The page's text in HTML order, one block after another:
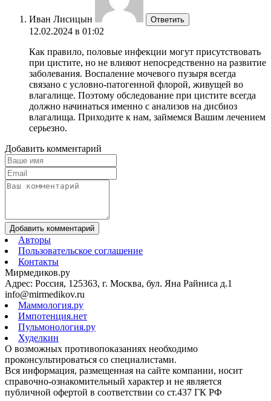
Иван Лисицын Ответить
12.02.2024 в 01:02
Как правило, половые инфекции могут присутствовать
при цистите, но не влияют непосредственно на развитие
заболевания. Воспаление мочевого пузыря всегда
связано с условно-патогенной флорой, живущей во
влагалище. Поэтому обследование при цистите всегда
должно начинаться именно с анализов на дисбиоз
влагалища. Приходите к нам, займемся Вашим лечением
серьезно.
Добавить комментарий
Добавить комментарий
Авторы
Пользовательское соглашение
Контакты
Мирмедиков.ру
Адрес: Россия, 125363, г. Москва, бул. Яна Райниса д.1
info@mirmedikov.ru
Маммология.ру
Импотенция.нет
Пульмонология.ру
Худелкин
О возможных противопоказаниях необходимо
проконсультироваться со специалистами.
Вся информация, размещенная на сайте компании, носит
справочно-ознакомительный характер и не является
публичной офертой в соответствии со ст.437 ГК РФ